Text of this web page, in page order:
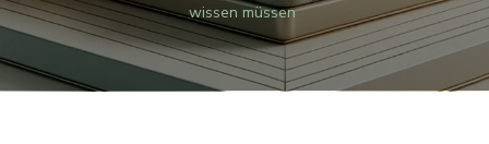
wissen müssen